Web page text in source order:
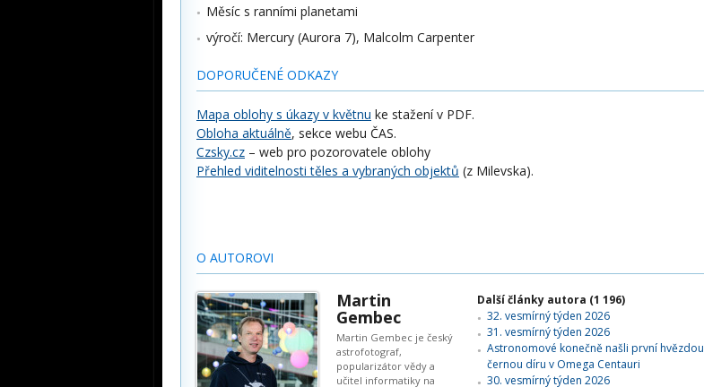
Měsíc s ranními planetami
výročí: Mercury (Aurora 7), Malcolm Carpenter
DOPORUČENÉ ODKAZY
Mapa oblohy s úkazy v květnu ke stažení v PDF.
Obloha aktuálně, sekce webu ČAS.
Czsky.cz – web pro pozorovatele oblohy
Přehled viditelnosti těles a vybraných objektů (z Milevska).
O AUTOROVI
Martin
Gembec
Martin Gembec je český
astrofotograf,
popularizátor vědy a
učitel informatiky na
Další články autora (1 196)
32. vesmírný týden 2026
31. vesmírný týden 2026
Astronomové konečně našli první hvězdou
černou díru v Omega Centauri
30. vesmírný týden 2026